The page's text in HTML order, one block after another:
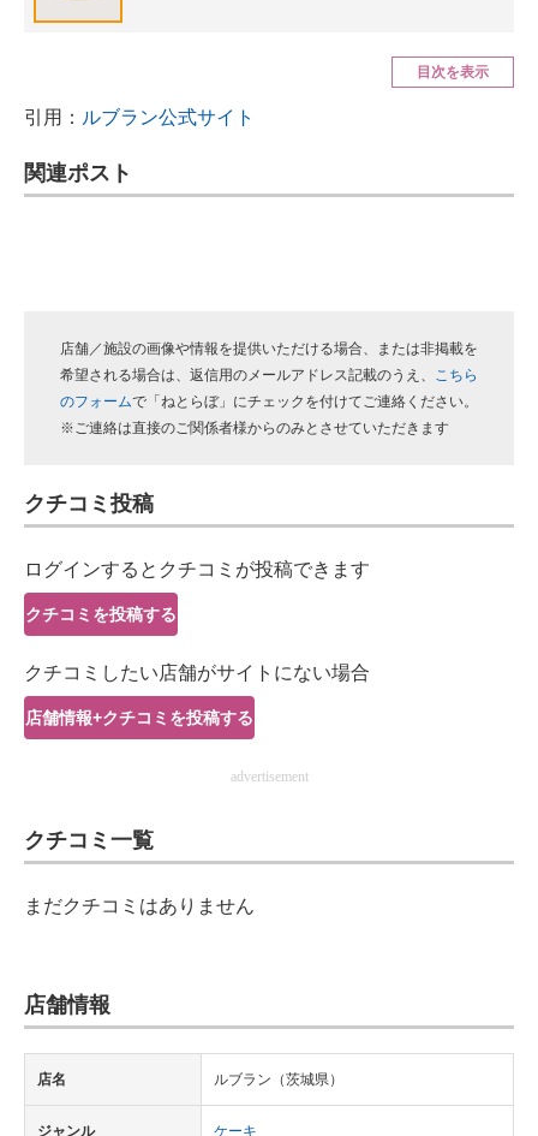
エネルギーの専門メディア
目次を表示
引用： ルブラン公式サイト
関連ポスト
店舗／施設の画像や情報を提供いただける場合、または非掲載を
希望される場合は、返信用のメールアドレス記載のうえ、 こちら
のフォームで「ねとらぼ」にチェックを付けてご連絡ください。
※ご連絡は直接のご関係者様からのみとさせていただきます
クチコミ投稿
ログインするとクチコミが投稿できます
クチコミを投稿する
クチコミしたい店舗がサイトにない場合
店舗情報+クチコミを投稿する
advertisement
クチコミ一覧
まだクチコミはありません
店舗情報
店名 ルブラン（茨城県）
ジャンル ケーキ